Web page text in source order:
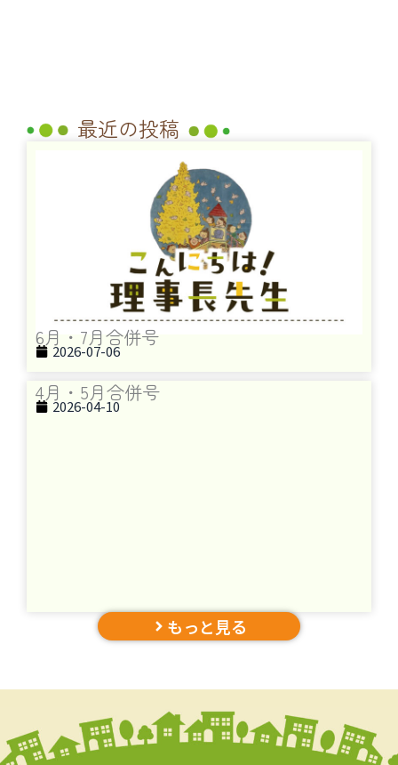
最近の投稿
6月・7月合併号
2026-07-06
4月・5月合併号
2026-04-10
もっと見る